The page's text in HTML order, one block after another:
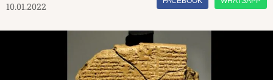
10.01.2022